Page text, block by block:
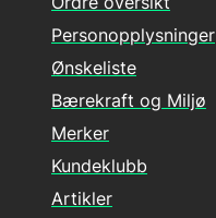
Personopplysninger
Ønskeliste
Bærekraft og Miljø
Merker
Kundeklubb
Artikler